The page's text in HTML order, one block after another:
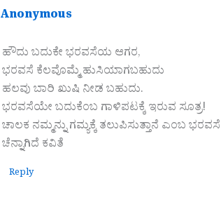
Anonymous
ಹೌದು ಬದುಕೇ ಭರವಸೆಯ ಆಗರ,
ಭರವಸೆ ಕೆಲವೊಮ್ಮೆ ಹುಸಿಯಾಗಬಹುದು
ಹಲವು ಬಾರಿ ಖುಷಿ ನೀಡ ಬಹುದು.
ಭರವಸೆಯೇ ಬದುಕೆಂಬ ಗಾಳಿಪಟಕ್ಕೆ ಇರುವ ಸೂತ್ರ!
ಚಾಲಕ ನಮ್ಮನ್ನು ಗಮ್ಯಕ್ಕೆ ತಲುಪಿಸುತ್ತಾನೆ ಎಂಬ
ಚೆನ್ನಾಗಿದೆ ಕವಿತೆ
Reply